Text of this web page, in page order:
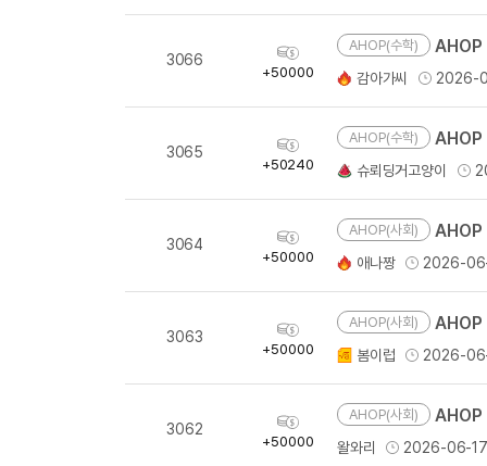
업적 트로피
업적 트로피
업적 트로피
[도전]어휘퀴즈
[도전]어휘퀴즈
[도전]어휘퀴즈새글
[도전]어휘퀴즈
[도전]어휘퀴즈
[도전]어휘퀴즈
유용한영어표현
유용한영어표현
유용한영어표현
유용한영어표현
유용한영어표현
유용한영어표현
3066
획
득
+50000
AHOP(수학) AHOP
감아가씨 2026-
3065
획
득
+50240
AHOP(수학) AHOP
슈뢰딩거고양이
3064
획
득
+50000
AHOP(사회)
애나짱 2026-
3063
획
득
+50000
AHOP(사회)
봄이럽 2026-
3062
획
득
+50000
AHOP(사회)
왈와리 2026-06-